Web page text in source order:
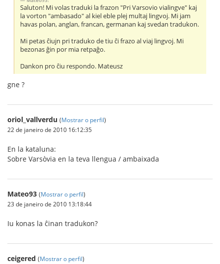
Saluton! Mi volas traduki la frazon "Pri Varsovio vialingve" kaj
la vorton "ambasado" al kiel eble plej multaj lingvoj. Mi jam
havas polan, anglan, francan, germanan kaj svedan tradukon.
Mi petas ĉiujn pri traduko de tiu ĉi frazo al viaj lingvoj. Mi
bezonas ĝin por mia retpaĝo.
Dankon pro ĉiu respondo. Mateusz
gne ?
oriol_vallverdu (Mostrar o perfil)
22 de janeiro de 2010 16:12:35
En la kataluna:
Sobre Varsòvia en la teva llengua / ambaixada
Mateo93 (Mostrar o perfil)
23 de janeiro de 2010 13:18:44
Iu konas la ĉinan tradukon?
ceigered (Mostrar o perfil)